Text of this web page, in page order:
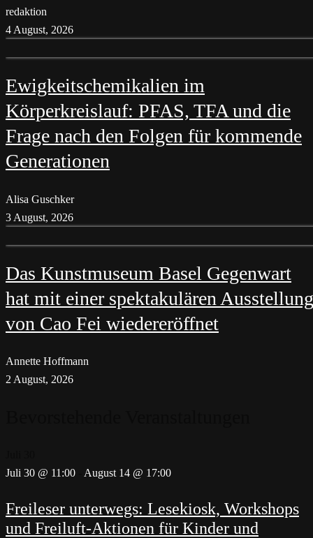
redaktion
4 August, 2026
Ewigkeitschemikalien im
Körperkreislauf: PFAS, TFA und die
Frage nach den Folgen für kommende
Generationen
Alisa Guschker
3 August, 2026
Das Kunstmuseum Basel Gegenwart
hat mit einer spektakulären Ausstellung
von Cao Fei wiedereröffnet
Annette Hoffmann
2 August, 2026
Juli 30 @ 11:00
August 14 @ 17:00
Freileser unterwegs: Lesekiosk, Workshops
und Freiluft-Aktionen für Kinder und